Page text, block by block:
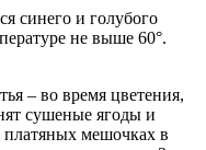
синего и голубого
не выше 60°.
– во время цветения,
сушеные ягоды и
платяных мешочках в